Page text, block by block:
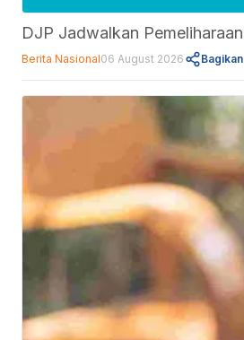
DJP Jadwalkan
Berita Nasional06 August 2026 Bagikan